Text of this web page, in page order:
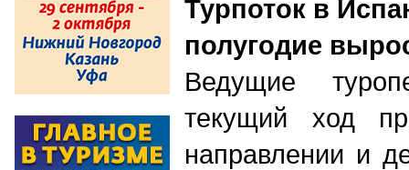
Турпоток в
полугодие
Ведущие
текущий ход
направлении и